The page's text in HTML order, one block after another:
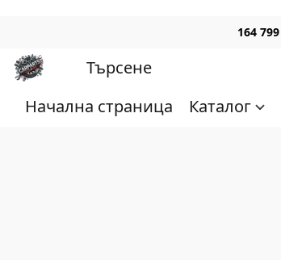
164 799
Начална страница Каталог